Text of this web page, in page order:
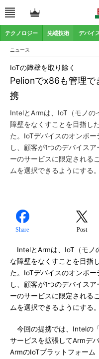
テクノロジー 先端技術 デバイ
ニュース
Pelionでx86も管理で
携
IoTの障壁を取り除く
IntelとArmは、IoT（モノの
障壁をなくすことを目指し
た。IoTデバイスのオンボ
し、顧客が1つのデバイス
ーのサービスに限定される
ムを選択できるようにする。
Share Post
IntelとArmは、IoT（モノ
な障壁をなくすことを目指
た。IoTデバイスのオンボ
し、顧客が1つのデバイス
ーのサービスに限定される
ムを選択できるようにする。
今回の提携では、Intelの
サービスを拡張してArmデ
ArmのIoTプラットフォーム